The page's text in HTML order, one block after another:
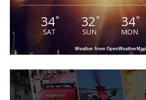
34°
SAT
32°
SUN
34°
MON
Weather from OpenWeatherMap